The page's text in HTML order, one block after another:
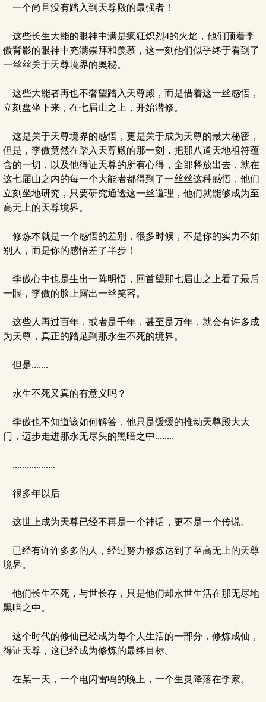
一个尚且没有踏入到天尊殿的最强者！
这些长生大能的眼神中满是疯狂炽烈4的火焰，他们顶着李
傲背影的眼神中充满崇拜和羡慕，这一刻他们似乎终于看到了
一丝丝关于天尊境界的奥秘。
这些大能者再也不奢望踏入天尊殿，而是借着这一丝感悟，
立刻盘坐下来，在七届山之上，开始潜修。
这是关于天尊境界的感悟，更是关于成为天尊的最大秘密，
但是，李傲竟然在踏入天尊殿的那一刻，把那八道天地祖符蕴
含的一切，以及他得证天尊的所有心得，全部释放出去，就在
这七届山之内的每一个大能者都得到了一丝丝这种感悟，他们
立刻坐地研究，只要研究通透这一丝道理，他们就能够成为至
高无上的天尊境界。
修炼本就是一个感悟的差别，很多时候，不是你的实力不如
别人，而是你的感悟差了半步！
李傲心中也是生出一阵明悟，回首望那七届山之上看了最后
一眼，李傲的脸上露出一丝笑容。
这些人再过百年，或者是千年，甚至是万年，就会有许多成
为天尊，真正的踏足到那永生不死的境界。
但是.......
永生不死又真的有意义吗？
李傲也不知道该如何解答，他只是缓缓的推动天尊殿大大
门，迈步走进那永无尽头的黑暗之中........
..................
很多年以后
这世上成为天尊已经不再是一个神话，更不是一个传说。
已经有许许多多的人，经过努力修炼达到了至高无上的天尊
境界。
他们长生不死，与世长存，只是他们却永世生活在那无尽地
黑暗之中。
这个时代的修仙已经成为每个人生活的一部分，修炼成仙，
得证天尊，这已经成为修炼的最终目标。
在某一天，一个电闪雷鸣的晚上，一个生灵降落在李家。